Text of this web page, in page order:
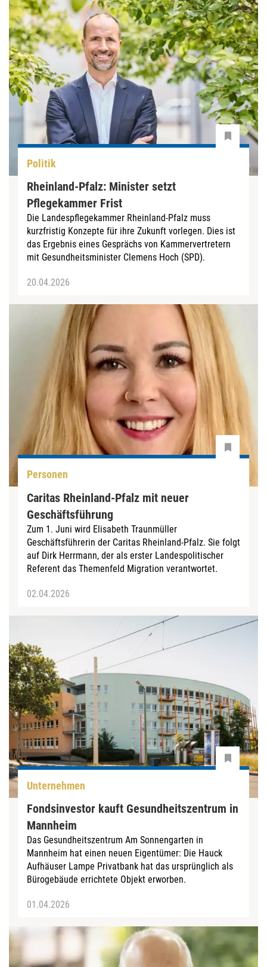
Politik
Rheinland-Pfalz: Minister setzt
Pflegekammer Frist
Die Landespflegekammer Rheinland-Pfalz muss
kurzfristig Konzepte für ihre Zukunft vorlegen. Dies ist
das Ergebnis eines Gesprächs von Kammervertretern
mit Gesundheitsminister Clemens Hoch (SPD).
20.04.2026
Personen
Caritas Rheinland-Pfalz mit neuer
Geschäftsführung
Zum 1. Juni wird Elisabeth Traunmüller
Geschäftsführerin der Caritas Rheinland-Pfalz. Sie folgt
auf Dirk Herrmann, der als erster Landespolitischer
Referent das Themenfeld Migration verantwortet.
02.04.2026
Unternehmen
Fondsinvestor kauft Gesundheitszentrum in
Mannheim
Das Gesundheitszentrum Am Sonnengarten in
Mannheim hat einen neuen Eigentümer: Die Hauck
Aufhäuser Lampe Privatbank hat das ursprünglich als
Bürogebäude errichtete Objekt erworben.
01.04.2026